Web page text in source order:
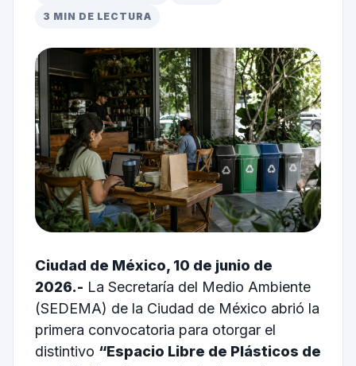
3 MIN DE LECTURA
Ciudad de México, 10 de junio de
2026.- La Secretaría del Medio Ambiente
(SEDEMA) de la Ciudad de México abrió la
primera convocatoria para otorgar el
distintivo “Espacio Libre de Plásticos de